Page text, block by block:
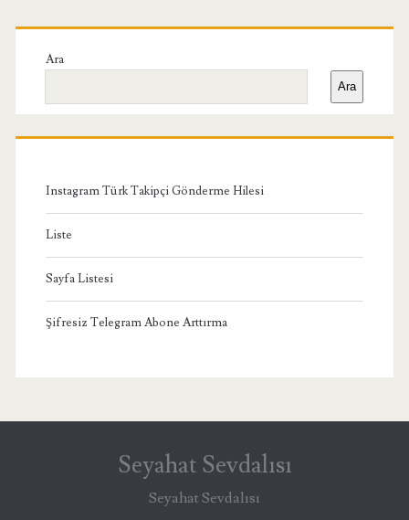
Birincil
Yan
Menü
Ara
Ara
Instagram Türk Takipçi Gönderme Hilesi
Liste
Sayfa Listesi
Şifresiz Telegram Abone Arttırma
Seyahat Sevdalısı
Seyahat Sevdalısı